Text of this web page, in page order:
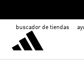
buscador de tiendas